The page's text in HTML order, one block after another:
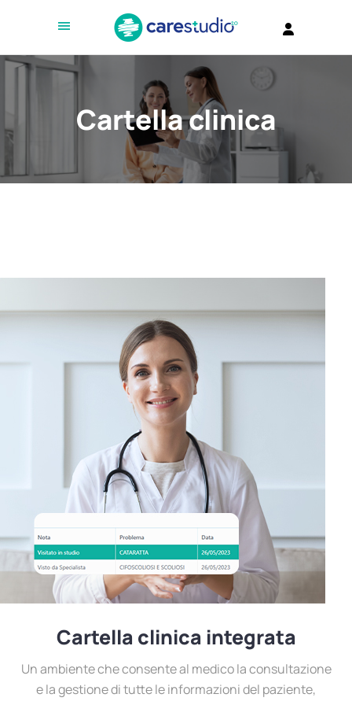
Cartella clinica
Cartella clinica integrata
Un ambiente che consente al medico la consultazione
e la gestione di tutte le informazioni del paziente,